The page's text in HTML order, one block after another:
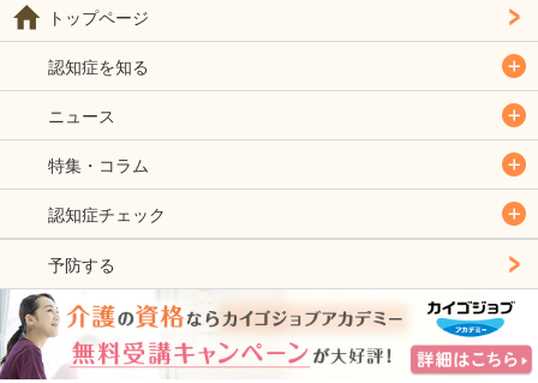
トップページ
認知症を知る
ニュース
特集・コラム
認知症チェック
予防する